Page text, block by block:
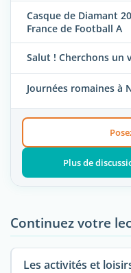
Casque de Diamant
France de Football A
Salut ! Cherchons un
Journées romaines à
Plus de
Continuez votre
Les activités et